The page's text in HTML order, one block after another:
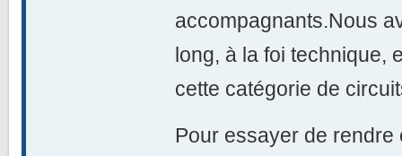
accompagnants.Nous
long, à la foi technique,
cette catégorie de
Pour essayer de